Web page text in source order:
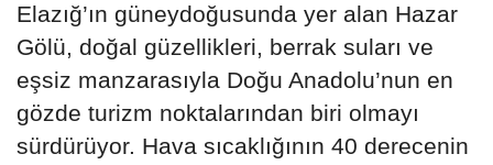
Elazığ’ın güneydoğusunda yer alan Hazar
Gölü, doğal güzellikleri, berrak suları ve
eşsiz manzarasıyla Doğu Anadolu’nun en
gözde turizm noktalarından biri olmayı
sürdürüyor. Hava sıcaklığının 40 derecenin